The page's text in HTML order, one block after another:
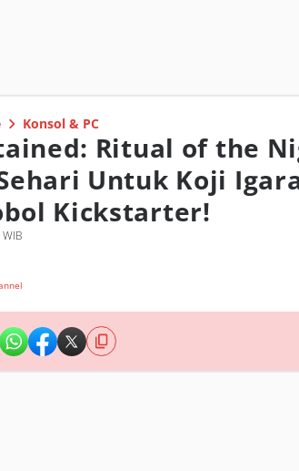
Konsol & PC
Ritual of the
Untuk Koji
Kickstarter!